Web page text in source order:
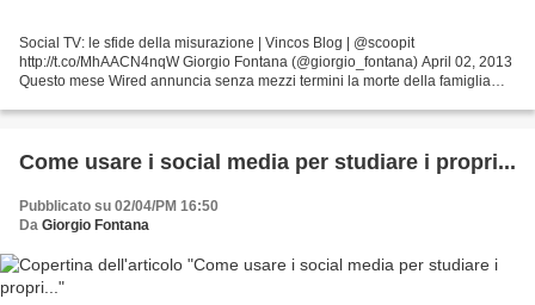
Social TV: le sfide della misurazione | Vincos Blog | @scoopit
http://t.co/MhAACN4nqW Giorgio Fontana (@giorgio_fontana) April 02, 2013
Questo mese Wired annuncia senza mezzi termini la morte della famiglia
Come usare i social media per studiare i propri...
Pubblicato su 02/04/PM 16:50
Da Giorgio Fontana